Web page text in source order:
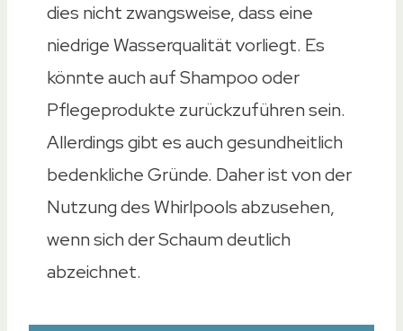
dies nicht zwangsweise, dass eine
niedrige Wasserqualität vorliegt. Es
könnte auch auf Shampoo oder
Pflegeprodukte zurückzuführen sein.
Allerdings gibt es auch gesundheitlich
bedenkliche Gründe. Daher ist von der
Nutzung des Whirlpools abzusehen,
wenn sich der Schaum deutlich
abzeichnet.